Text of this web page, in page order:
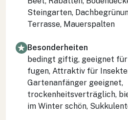
Steingarten,
Terrasse, Mauerspalten
Besonderheiten
bedingt giftig, geeignet für
fugen, Attraktiv für
Gartenanfänger geeignet,
trockenheitsverträglich,
im Winter schön,